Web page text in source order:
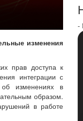
изменения
прав доступа к
интеграции с
изменениях в
образом.
в работе
-